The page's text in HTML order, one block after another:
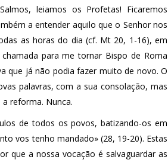
leiamos os Profetas! Ficaremos
a entender aquilo que o Senhor nos
as horas do dia (cf. Mt 20, 1-16), em
para me tornar Bispo de Roma
que já não podia fazer muito de novo. O
palavras, com a sua consolação, mas
reforma. Nunca.
de todos os povos, batizando-os em
vos tenho mandado» (28, 19-20). Estas
que a nossa vocação é salvaguardar as